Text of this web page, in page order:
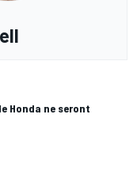
Honda ne seront